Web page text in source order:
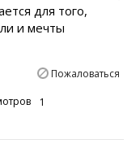
для того,
и мечты
Пожаловаться
1